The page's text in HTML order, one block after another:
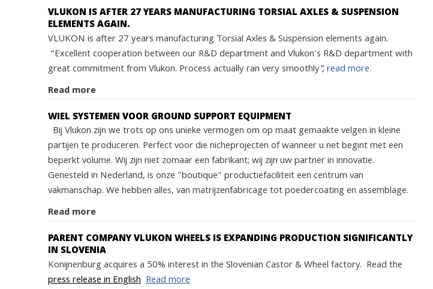
VLUKON IS AFTER 27 YEARS MANUFACTURING TORSIAL AXLES & SUSPENSION
ELEMENTS AGAIN.
VLUKON is after 27 years manufacturing Torsial Axles & Suspension elements again.
“Excellent cooperation between our R&D department and Vlukon's R&D department with
great commitment from Vlukon. Process actually ran very smoothly”,read more.
Read more
WIEL SYSTEMEN VOOR GROUND SUPPORT EQUIPMENT
Bij Vlukon zijn we trots op ons unieke vermogen om op maat gemaakte velgen in kleine
partijen te produceren. Perfect voor die nicheprojecten of wanneer u net begint met een
beperkt volume. Wij zijn niet zomaar een fabrikant; wij zijn uw partner in innovatie.
Genesteld in Nederland, is onze "boutique" productiefaciliteit een centrum van
vakmanschap. We hebben alles, van matrijzenfabricage tot poedercoating en assemblage.
Read more
PARENT COMPANY VLUKON WHEELS IS EXPANDING PRODUCTION SIGNIFICANTLY
IN SLOVENIA
Konijnenburg acquires a 50% interest in the Slovenian Castor & Wheel factory. Read the
press release in English Read more